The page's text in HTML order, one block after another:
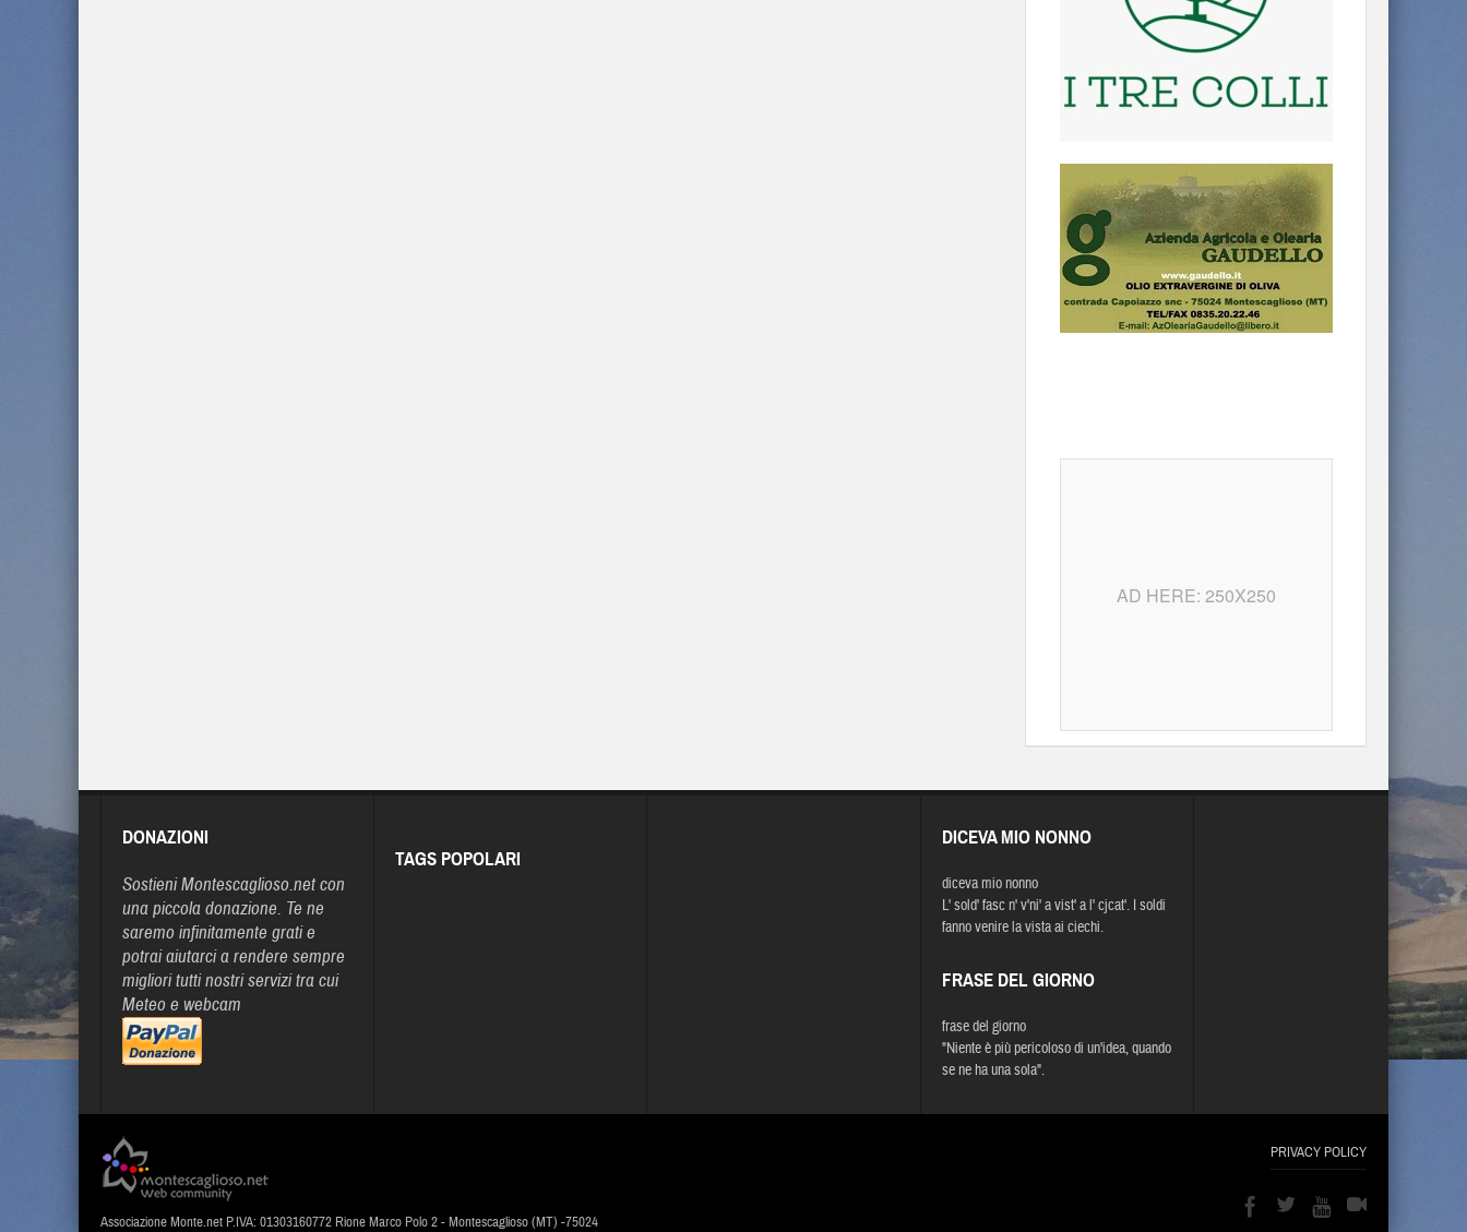
AD HERE: 250X250
DONAZIONI
Sostieni Montescaglioso.net con
una piccola donazione. Te ne
saremo infinitamente grati e
potrai aiutarci a rendere sempre
migliori tutti nostri servizi tra cui
Meteo e webcam
TAGS POPOLARI
DICEVA MIO NONNO
diceva mio nonno
L' sold' fasc n' v'ni' a vist' a l' cjcat'. I soldi
fanno venire la vista ai ciechi.
FRASE DEL GIORNO
frase del giorno
"Niente è più pericoloso di un'idea, quando
se ne ha una sola".
PRIVACY POLICY
Associazione Monte.net P.IVA: 01303160772 Rione Marco Polo 2 - Montescaglioso (MT) -75024